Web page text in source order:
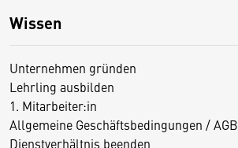
Wissen
Unternehmen gründen
Lehrling ausbilden
1. Mitarbeiter:in
Allgemeine Geschäftsbedingungen / AGB
Dienstverhältnis beenden